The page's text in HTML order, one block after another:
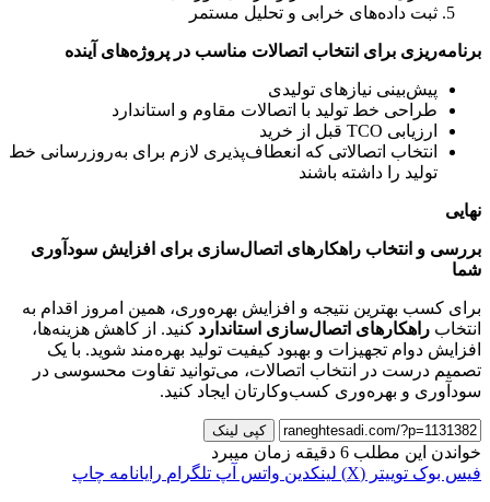
ثبت داده‌های خرابی و تحلیل مستمر
برنامه‌ریزی برای انتخاب اتصالات مناسب در پروژه‌های آینده
پیش‌بینی نیازهای تولیدی
طراحی خط تولید با اتصالات مقاوم و استاندارد
ارزیابی TCO قبل از خرید
انتخاب اتصالاتی که انعطاف‌پذیری لازم برای به‌روزرسانی خط
تولید را داشته باشند
نهایی
بررسی و انتخاب راهکارهای اتصال‌سازی برای افزایش سودآوری
شما
برای کسب بهترین نتیجه و افزایش بهره‌وری، همین امروز اقدام به
انتخاب راهکارهای اتصال‌سازی استاندارد کنید. از کاهش هزینه‌ها،
افزایش دوام تجهیزات و بهبود کیفیت تولید بهره‌مند شوید. با یک
تصمیم درست در انتخاب اتصالات، می‌توانید تفاوت محسوسی در
سودآوری و بهره‌وری کسب‌وکارتان ایجاد کنید.
کپی لینک
خواندن این مطلب 6 دقیقه زمان میبرد
فیس بوک توییتر (X) لینکدین واتس آپ تلگرام رایانامه چاپ